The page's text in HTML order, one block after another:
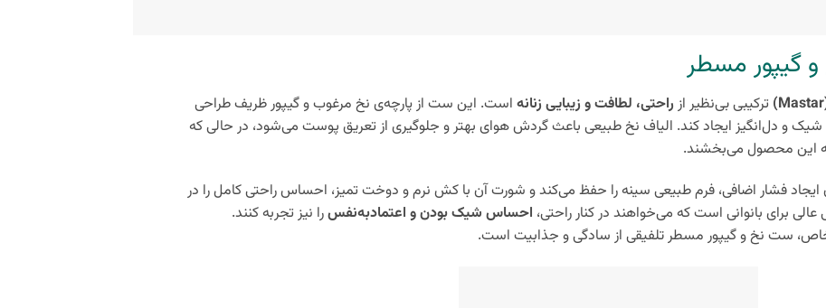
گیپور مسطر
ترکیبی بی‌نظیر از راحتی، لطافت و زیبایی زنانهاست. این ست از پارچه‌ی نخ مرغوب و گیپور ظریف طراحی
شیک و دل‌انگیز ایجاد کند. الیاف نخ طبیعی باعث گردش هوای بهتر و جلوگیری از تعریق پوست می‌شود، در حالی که
این محصول می‌بخشند.
فشار اضافی، فرم طبیعی سینه را حفظ می‌کند و شورت آن با کش نرم و دوخت تمیز، احساس راحتی کامل را در
برای بانوانی است که می‌خواهند در کنار راحتی، احساس شیک بودن و اعتماد‌به‌نفسرا نیز تجربه کنند.
ست نخ و گیپور مسطر تلفیقی از سادگی و جذابیت است.